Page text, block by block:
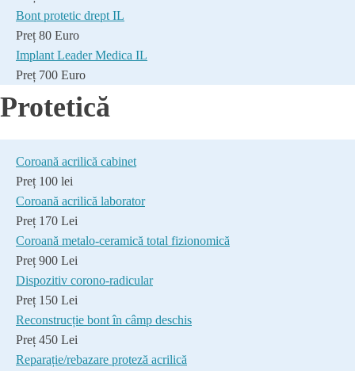
Bont protetic drept IL
Preț 80 Euro
Implant Leader Medica IL
Preț 700 Euro
Protetică
Coroană acrilică cabinet
Preț 100 lei
Coroană acrilică laborator
Preț 170 Lei
Coroană metalo-ceramică total fizionomică
Preț 900 Lei
Dispozitiv corono-radicular
Preț 150 Lei
Reconstrucție bont în câmp deschis
Preț 450 Lei
Reparație/rebazare proteză acrilică